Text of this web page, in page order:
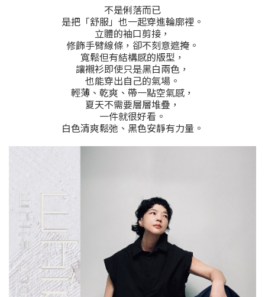
不是俐落而已
是把「舒服」也一起穿進輪廓裡。
立體的袖口剪接，
修飾手臂線條，卻不刻意遮掩。
寬鬆但有結構感的版型，
讓襯衫即使只是黑白兩色，
也能穿出自己的氣場。
輕薄、乾爽、帶一點空氣感，
夏天不需要層層堆疊，
一件就很好看。
白色清爽鬆弛、黑色安靜有力量。